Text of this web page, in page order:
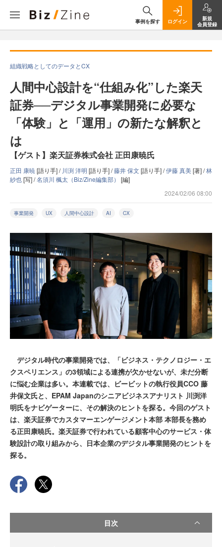
事例を探す ログイン
新規
会員登録
組織戦略としてのデータとCX
人間中心設計を“仕組み化”した楽天
証券──デジタル事業開発に必要な
「体験」と「運用」の新たな解釈と
は
【ゲスト】楽天証券株式会社 正田康暁氏
正田 康暁 [語り手] / 川渕 洋明 [語り手] /藤井 保文 [語り手] /伊藤 真美[著] /林
紗也[写] /名須川 楓太（Biz/Zine編集部） [編]
2024/02/06 08:00
事業開発 UX 人間中心設計 AI CX
デジタル時代の事業開発では、「ビジネス・テクノロジー・エ
クスペリエンス」の3領域による連携が欠かせないが、未だ分断
に悩む企業は多い。本連載では、ビービットの執行役員CCO 藤
井保文氏と、EPAM Japanのシニアビジネスアナリスト 川渕洋
明氏をナビゲーターに、その解決のヒントを探る。今回のゲスト
は、楽天証券でカスタマーエンゲージメント本部 本部長を務め
る正田康暁氏。楽天証券で行われている顧客中心のサービス・体
験設計の取り組みから、日本企業のデジタル事業開発のヒントを
探る。
目次